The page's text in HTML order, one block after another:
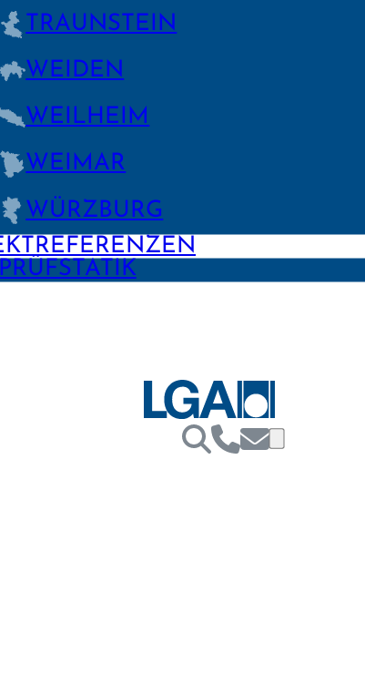
TRAUNSTEIN
WEIDEN
WEILHEIM
WEIMAR
WÜRZBURG